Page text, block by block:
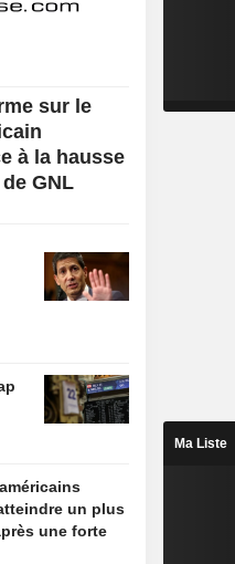
sur le
à la hausse
GNL
un plus
une forte
Ma Liste